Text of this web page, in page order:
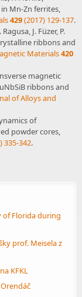
Mn-Zn ferrites,
429(2017) 129-137.
J. Füzer, P.
ribbons and
Materials420
magnetic
ribbons and
of Alloys and
of
powder cores,
335-342.
of Florida during
prof. Meisela z
KFKL